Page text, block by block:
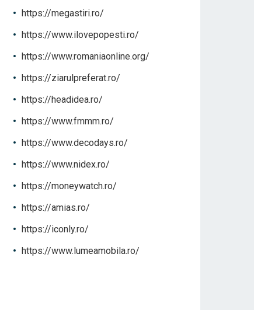
https://megastiri.ro/
https://www.ilovepopesti.ro/
https://www.romaniaonline.org/
https://ziarulpreferat.ro/
https://headidea.ro/
https://www.fmmm.ro/
https://www.decodays.ro/
https://www.nidex.ro/
https://moneywatch.ro/
https://amias.ro/
https://iconly.ro/
https://www.lumeamobila.ro/